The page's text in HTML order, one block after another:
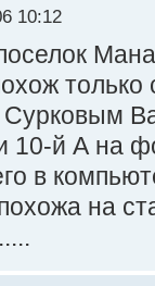
10:12
только
10-й А на
в
на